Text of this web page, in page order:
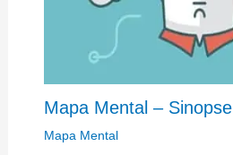
Mapa Mental – Sinopse
Mapa Mental